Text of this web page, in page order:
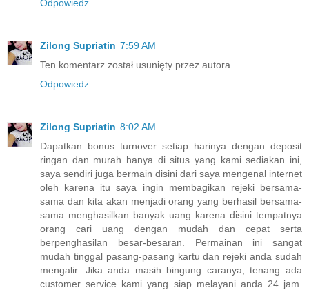
Odpowiedz
Zilong Supriatin 7:59 AM
Ten komentarz został usunięty przez autora.
Odpowiedz
Zilong Supriatin 8:02 AM
Dapatkan bonus turnover setiap harinya dengan deposit
ringan dan murah hanya di situs yang kami sediakan ini,
saya sendiri juga bermain disini dari saya mengenal internet
oleh karena itu saya ingin membagikan rejeki bersama-
sama dan kita akan menjadi orang yang berhasil bersama-
sama menghasilkan banyak uang karena disini tempatnya
orang cari uang dengan mudah dan cepat serta
berpenghasilan besar-besaran. Permainan ini sangat
mudah tinggal pasang-pasang kartu dan rejeki anda sudah
mengalir. Jika anda masih bingung caranya, tenang ada
customer service kami yang siap melayani anda 24 jam.